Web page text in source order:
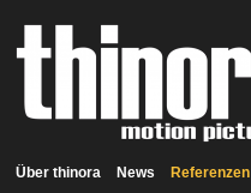
Über thinora News Referenzen